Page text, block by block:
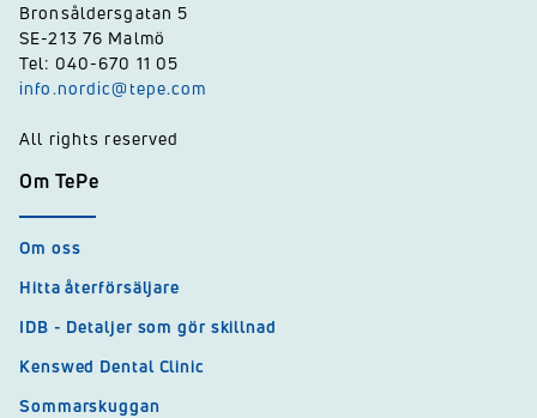
Bronsåldersgatan 5
SE-213 76 Malmö
Tel: 040-670 11 05
info.nordic@tepe.com
All rights reserved
Om TePe
Om oss
Hitta återförsäljare
IDB - Detaljer som gör skillnad
Kenswed Dental Clinic
Sommarskuggan